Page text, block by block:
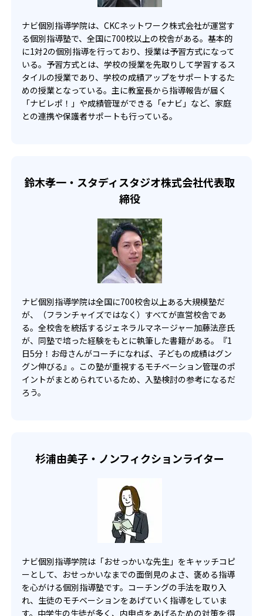
とき直し。さらに、覚えた単元は家庭学習や自習室
で、最低でも3回（小学生は2回）は繰り返し解くこ
とで、学力の定着を図る）
02
オリジナルテキストは教科書の出版社別に作成
問題は基礎から応用問題まで用意しており、反復学習に適
した仕様となっている。
学校の定期テストでの成績アップを保証する制度がある。
中学生が対象で、中学1年の12月から中学3年生の4月まで
に入会した生徒が対象。
定期テストの点数が、60点未満で入会の場合、受講教科
が1教科で＋20点以上
60点以上で入会の場合、その教科が80点以上
以上を達成できなかった場合は、その後の1学期間（3カ
月）の授業料が無料となる。※英語は保証対象外
ナビ個別指導学院は、CKCネットワーク株式会社が運営す
る個別指導塾で、全国に700校以上の校舎がある。基本的
に1対2の個別指導を行っており、授業は予習方式になって
いる。予習方式とは、学校の授業を先取りして学習するス
タイルの授業であり、学校の成績アップをサポートするた
めの授業となっている。主に教室長から指導報告が届く
「ナビレポ！」や成績管理ができる「eナビ」など、家庭
との連携や保護者サポートも行っている。
鈴木孝一・スタディスタジオ株式会社代表取
締役
ナビ個別指導学院は全国に700校舎以上ある大規模塾だ
が、（フランチャイズではなく）すべてが直営校舎であ
る。全校舎を統括するジェネラルマネージャー加藤法彦氏
が、同塾で培った経験をもとに執筆した書籍がある。『1
日5分！お母さんがコーチになれば、子どもの成績はグン
グン伸びる』。この塾が重視するモチベーション管理のポ
イントがまとめられているため、入塾検討の参考になるだ
ろう。
杉浦由美子・ノンフィクションライター
ナビ個別指導学院は「おせっかいな先生」をキャッチコピ
ーとして、おせっかいなまでの面倒見のよさ、褒める指導
を心がける個別指導塾です。コーチングの手法を取り入
れ、生徒のモチベーションをあげていく指導をしていま
す。中学生の生徒が多く、内申点をあげるための対策を得